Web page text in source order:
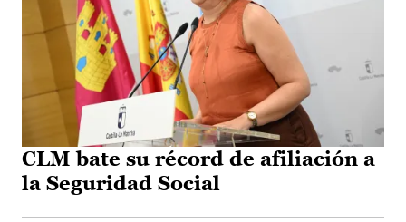
CLM bate su récord de afiliación a
la Seguridad Social